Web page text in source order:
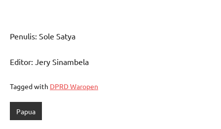
Penulis: Sole Satya
Editor: Jery Sinambela
Tagged with DPRD Waropen
Papua